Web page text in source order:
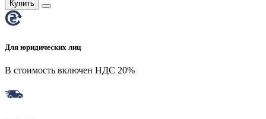
Купить
Для юридических лиц
В стоимость включен НДС 20%